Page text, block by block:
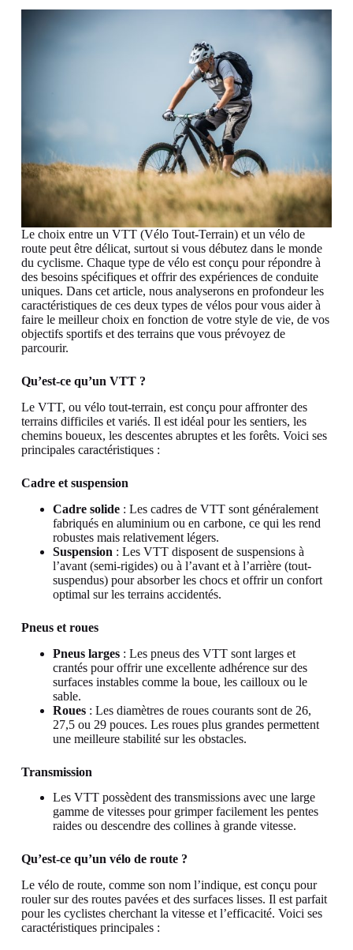
Le choix entre un VTT (Vélo Tout-Terrain) et un vélo de
route peut être délicat, surtout si vous débutez dans le monde
du cyclisme. Chaque type de vélo est conçu pour répondre à
des besoins spécifiques et offrir des expériences de conduite
uniques. Dans cet article, nous analyserons en profondeur les
caractéristiques de ces deux types de vélos pour vous aider à
faire le meilleur choix en fonction de votre style de vie, de vos
objectifs sportifs et des terrains que vous prévoyez de
parcourir.
Qu’est-ce qu’un VTT ?
Le VTT, ou vélo tout-terrain, est conçu pour affronter des
terrains difficiles et variés. Il est idéal pour les sentiers, les
chemins boueux, les descentes abruptes et les forêts. Voici ses
principales caractéristiques :
Cadre et suspension
Cadre solide: Les cadres de VTT sont généralement
fabriqués en aluminium ou en carbone, ce qui les rend
robustes mais relativement légers.
Suspension : Les VTT disposent de suspensions à
l’avant (semi-rigides) ou à l’avant et à l’arrière (tout-
suspendus) pour absorber les chocs et offrir un confort
optimal sur les terrains accidentés.
Pneus et roues
Pneus larges: Les pneus des VTT sont larges et
crantés pour offrir une excellente adhérence sur des
surfaces instables comme la boue, les cailloux ou le
sable.
Roues: Les diamètres de roues courants sont de 26,
27,5 ou 29 pouces. Les roues plus grandes permettent
une meilleure stabilité sur les obstacles.
Transmission
Les VTT possèdent des transmissions avec une large
gamme de vitesses pour grimper facilement les pentes
raides ou descendre des collines à grande vitesse.
Qu’est-ce qu’un vélo de route ?
Le vélo de route, comme son nom l’indique, est conçu pour
rouler sur des routes pavées et des surfaces lisses. Il est parfait
pour les cyclistes cherchant la vitesse et l’efficacité. Voici ses
caractéristiques principales :